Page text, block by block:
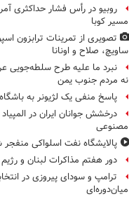
روبیو در رأس فشار حداکثری
مسیر کوبا
تصویری از تمرینات ترابزون
ساویچ، صلاح و اونانا
نبرد ما علیه طرح سلطه‌جویی
نه مردم جنوب یمن
پاسخ منفی یک لژیونر به
درخشش جوانان ایران در
مصنوعی
پالایشگاه نفت اسلواکی
دور هفتم مذاکرات لبنان و
ترامپ و سودای پیروزی در
میان‌دوره‌ای